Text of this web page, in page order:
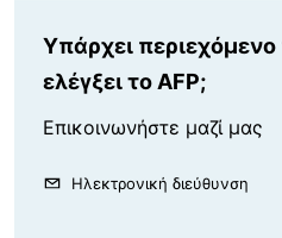
Υπάρχει
ελέγξει το AFP;
Επικοινωνήστε μαζί μας
Ηλεκτρονική διεύθυνση